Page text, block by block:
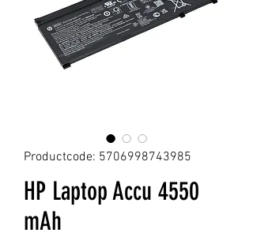
Productcode: 5706998743985
HP Laptop Accu 4550
mAh